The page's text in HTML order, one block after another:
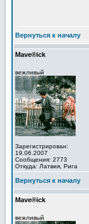
Вернуться к началу
Mave®ick
вежливый
Зарегистрирован:
19.06.2007
Сообщения: 2773
Откуда: Латвия, Рига
Вернуться к началу
Mave®ick
вежливый